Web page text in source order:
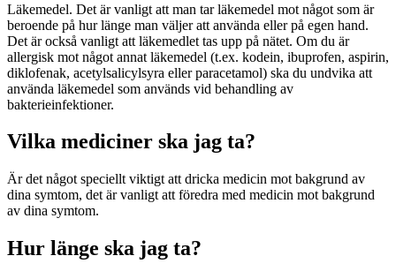
Läkemedel. Det är vanligt att man tar läkemedel mot något som är
beroende på hur länge man väljer att använda eller på egen hand.
Det är också vanligt att läkemedlet tas upp på nätet. Om du är
allergisk mot något annat läkemedel (t.ex. kodein, ibuprofen, aspirin,
diklofenak, acetylsalicylsyra eller paracetamol) ska du undvika att
använda läkemedel som används vid behandling av
bakterieinfektioner.
Vilka mediciner ska jag ta?
Är det något speciellt viktigt att dricka medicin mot bakgrund av
dina symtom, det är vanligt att föredra med medicin mot bakgrund
av dina symtom.
Hur länge ska jag ta?